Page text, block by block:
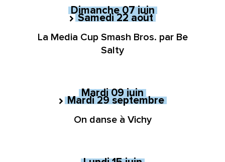
Du
Dimanche 07 juin
au Samedi 22 août
La Media Cup Smash Bros. par Be
Salty
Du
Mardi 09 juin
au Mardi 29 septembre
On danse à Vichy